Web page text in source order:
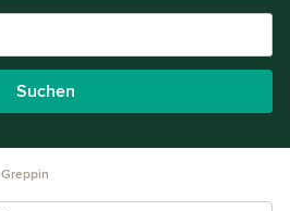
Suchen
Greppin